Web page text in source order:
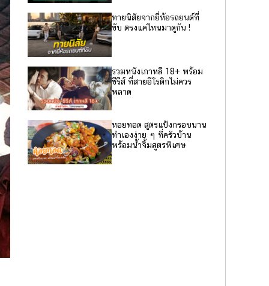
ทายนิสัยจากยี่ห้อรถยนต์ที่
ขับ ตรงแค่ไหนมาดูกัน !
รวมหนังเกาหลี 18+ พร้อม
ซีรีส์ ที่สายอีโรติกไม่ควร
พลาด
หอยทอด สูตรแป้งกรอบนาน
ทำเองง่าย ๆ ที่ครัวบ้าน
พร้อมน้ำจิ้มสูตรพิเศษ